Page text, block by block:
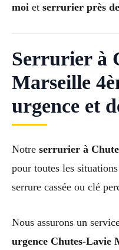
moi et serrurier près
Serrurier à
Marseille
urgence et
Notre serrurier à
pour toutes les
serrure cassée ou clé
Nous assurons un
urgence Chutes-Lavie